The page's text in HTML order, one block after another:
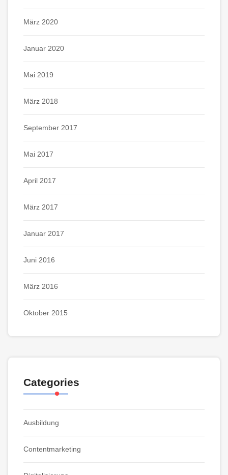
März 2020
Januar 2020
Mai 2019
März 2018
September 2017
Mai 2017
April 2017
März 2017
Januar 2017
Juni 2016
März 2016
Oktober 2015
Categories
Ausbildung
Contentmarketing